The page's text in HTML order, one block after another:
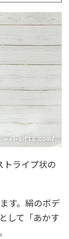
トライプ状の
す。絹のボデ
して「あかす